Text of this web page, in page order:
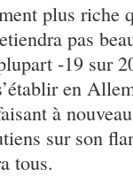
plus riche
pas
-19 sur
en
à
sur son
tous.